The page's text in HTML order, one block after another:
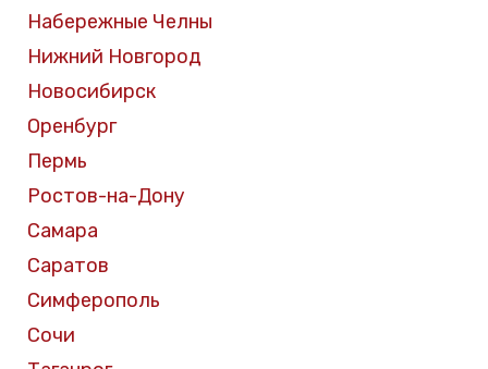
Набережные Челны
Нижний Новгород
Новосибирск
Оренбург
Пермь
Ростов-на-Дону
Самара
Саратов
Симферополь
Сочи